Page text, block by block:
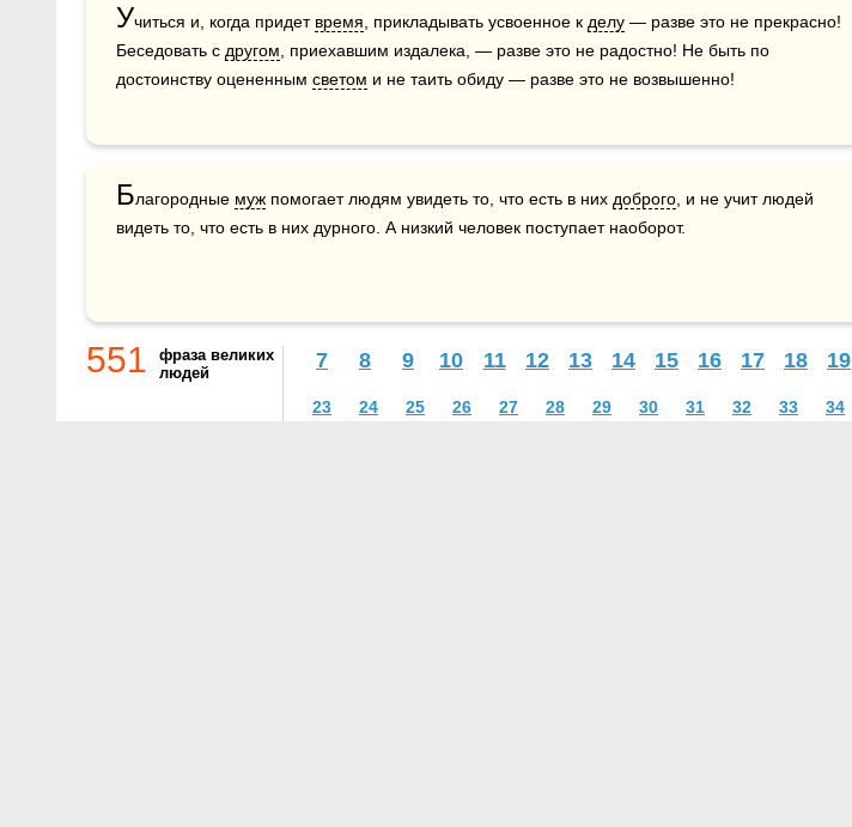
Учиться и, когда придет время , прикладывать усвоенное к делу — разве это не прекрасно!
Беседовать с другом , приехавшим издалека, — разве это не радостно! Не быть по
достоинству оцененным светом и не таить обиду — разве это не возвышенно!
Благородные муж помогает людям увидеть то, что есть в них доброго , и не учит людей
видеть то, что есть в них дурного. А низкий человек поступает наоборот.
551
фраза великих
людей
7 8 9 10 11 12 13 14 15 16 17 18 19
23 24 25 26 27 28 29 30 31 32 33 34